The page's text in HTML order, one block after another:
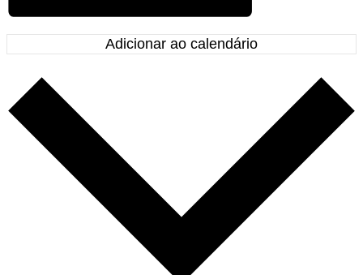
Adicionar ao calendário